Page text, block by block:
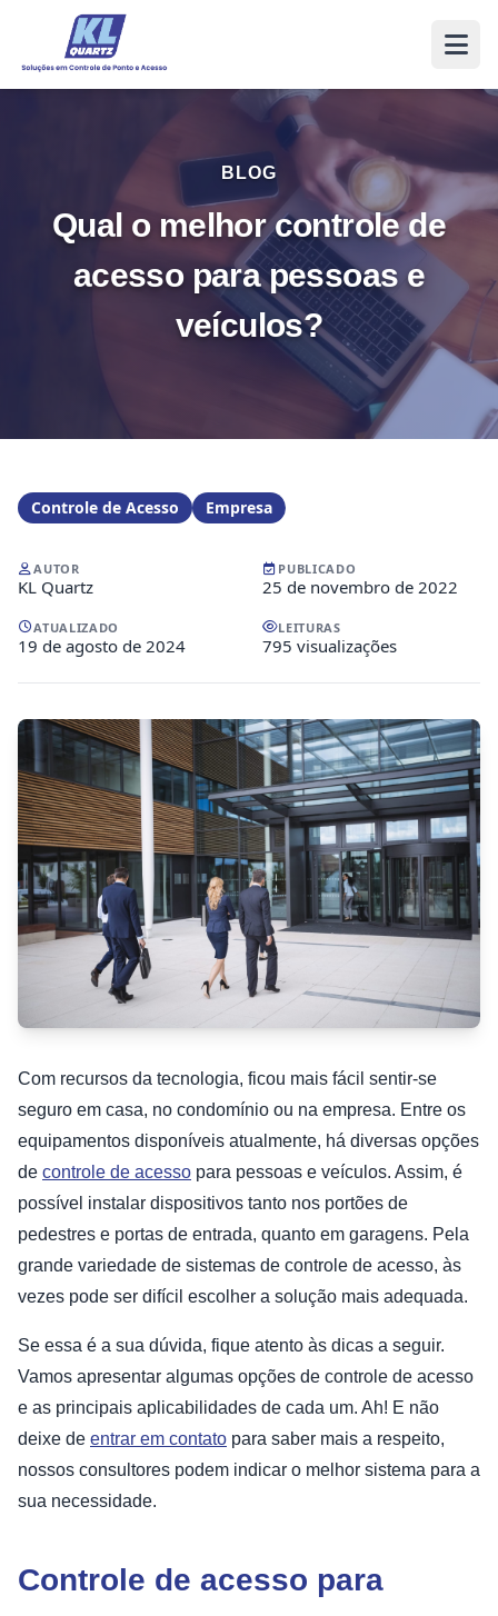
BLOG
Qual o melhor controle de
acesso para pessoas e
veículos?
Controle de Acesso Empresa
AUTOR
KL Quartz
PUBLICADO
25 de novembro de 2022
ATUALIZADO
19 de agosto de 2024
LEITURAS
795 visualizações
Com recursos da tecnologia, ficou mais fácil sentir-se
seguro em casa, no condomínio ou na empresa. Entre os
equipamentos disponíveis atualmente, há diversas opções
de controle de acesso para pessoas e veículos. Assim, é
possível instalar dispositivos tanto nos portões de
pedestres e portas de entrada, quanto em garagens. Pela
grande variedade de sistemas de controle de acesso, às
vezes pode ser difícil escolher a solução mais adequada.
Se essa é a sua dúvida, fique atento às dicas a seguir.
Vamos apresentar algumas opções de controle de acesso
e as principais aplicabilidades de cada um. Ah! E não
deixe de entrar em contato para saber mais a respeito,
nossos consultores podem indicar o melhor sistema para a
sua necessidade.
Controle de acesso para